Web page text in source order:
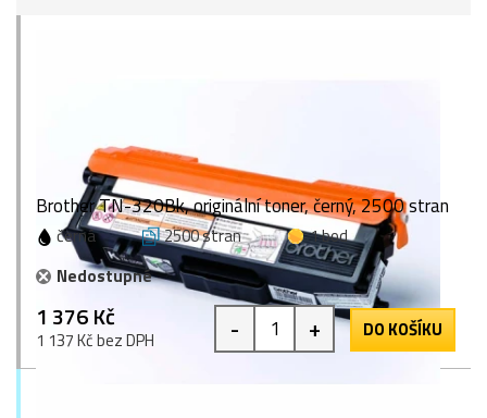
Brother TN-320Bk, originální toner, černý, 2500 stran
černá 2500 stran
1 bod
Nedostupné
1 376 Kč
1 137 Kč bez DPH - + DO KOŠÍKU